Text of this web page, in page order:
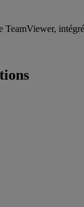
TeamViewer,